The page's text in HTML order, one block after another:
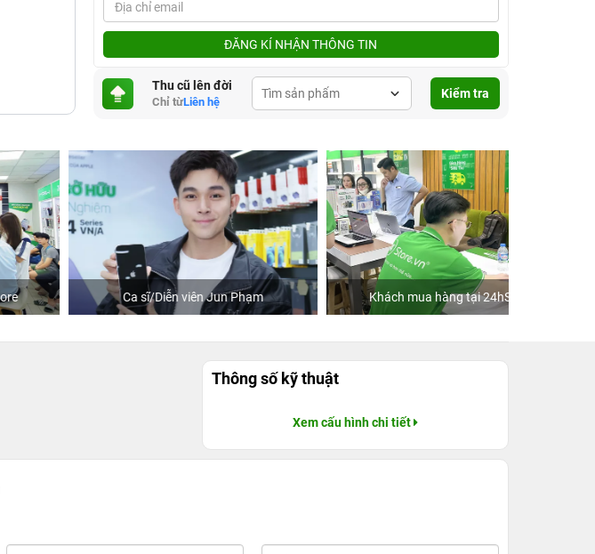
ĐĂNG KÍ NHẬN THÔNG TIN
Thu cũ lên đời
Chỉ từLiên hệ
Kiểm tra
Ca sĩ/Diễn viên Jun Phạm Khách mua hàng tại 24hStore
Thông số kỹ thuật
Xem cấu hình chi tiết